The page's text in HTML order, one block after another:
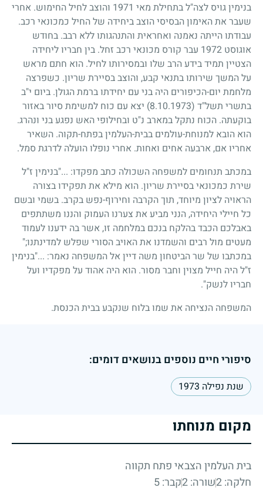
בנימין גויס לצה"ל בתחילת מאי 1971 והוצב לחיל החימוש. אחרי
שעבר את האימון הבסיסי הוצב ביחידה של החיל כמכונאי רכב.
עבודתו הייתה נאמנה ואחראית והתנהגותו ללא רבב. בחודש
אוגוסט 1972 עבר קורס מכונאי רכב זחל. בין חבריו ליחידה
הצטיין תמיד בידע הרב שלו ובמסירותו לחיל. הוא חתם מראש
על המשך שירותו בתנאי קבע, והוצב בסיירת שריון. כשפרצה
מלחמת יום-הכיפורים היה בני עם יחידתו ברמת הגולן. ביום י"ב
בתשרי תשל"ד (8.10.1973)
יצא עם כוח למשימת סיור באזור
בוקעתה. הכוח נתקל במארב נ"ט ובחילופי האש נפגע בני ונהרג.
הוא הובא למנוחת-עולמים בבית-העלמין בפתח-תקוה. השאיר
אחריו אם, ארבעה אחים ואחות. אחרי נופלו הועלה לדרגת סמל.
במכתב תנחומים למשפחה השכולה כתב מפקדו: ..."בנימין ז"ל
שירת כמכונאי בסיירת שריון. הוא מילא את תפקידו בצורה
הראויה לציון מיוחד, תוך הקרבה וחירוף-נפש בקרב. בשמי ובשם
כל חיילי היחידה, הנני מביע את צערנו העמוק והננו משתתפים
באבלכם הכבד בהלקח בנכם במלחמה זו, אשר בה ידענו לעמוד
מעטים מול רבים והשמדנו את האויב הסורי שפלש למדינתנו;"
במכתבו של שר הביטחון משה דיין אל המשפחה נאמר: ..."בנימין
ז"ל היה חייל מצוין וחבר מסור. הוא היה אהוד על מפקדיו ועל
חבריו לנשק".
המשפחה הנציחה את שמו בלוח שנקבע בבית הכנסת.
סיפורי חיים נוספים בנושאים דומים:
שנת נפילה 1973
מקום מנוחתו
בית העלמין הצבאי פתח תקווה
חלקה: 2
שורה: 2 קבר: 5